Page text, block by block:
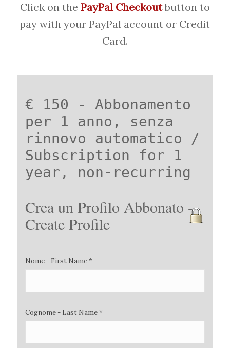
Click on the PayPal Checkoutbutton to
pay with your PayPal account or Credit
Card.
€ 150 - Abbonamento
per 1 anno, senza
rinnovo automatico /
Subscription for 1
year, non-recurring
Crea un Profilo Abbonato -
Create Profile
Nome - First Name *
Cognome - Last Name *